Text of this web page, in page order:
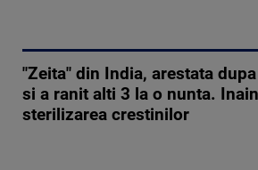
"Zeita" din India, arestata
si a ranit alti 3 la o nunta.
sterilizarea crestinilor